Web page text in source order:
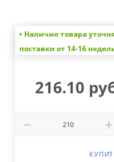
• Наличие товара
поставки от 14-16
216.10